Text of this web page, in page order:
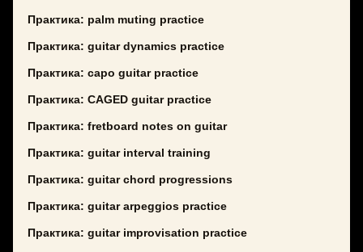
Практика: palm muting practice
Практика: guitar dynamics practice
Практика: capo guitar practice
Практика: CAGED guitar practice
Практика: fretboard notes on guitar
Практика: guitar interval training
Практика: guitar chord progressions
Практика: guitar arpeggios practice
Практика: guitar improvisation practice